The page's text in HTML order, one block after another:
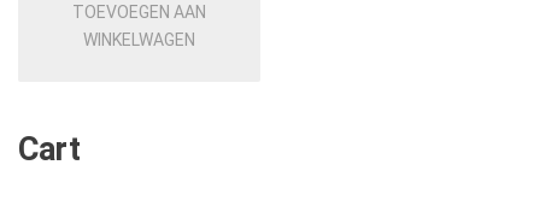
TOEVOEGEN AAN
WINKELWAGEN
Cart